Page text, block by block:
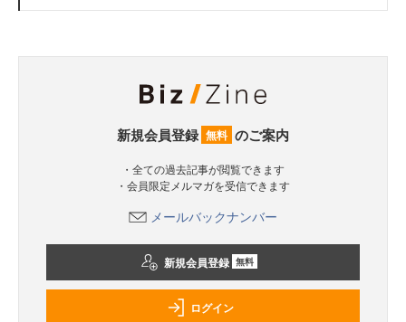
新規会員登録 無料 のご案内
・全ての過去記事が閲覧できます
・会員限定メルマガを受信できます
メールバックナンバー
新規会員登録 無料
ログイン